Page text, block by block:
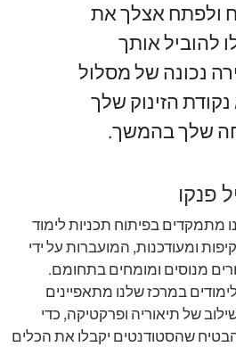
ולפתח אצלך את
להוביל אותך
נכונה של מסלול
הזינוק שלך
שלך בהמשך.
פנקו
מתמקדים בפיתוח תכניות לימוד
ומעודכנות, המועברות על ידי
מנוסים ומומחים בתחומם.
במרכז שלנו מתאפיינים
של תיאוריה ופרקטיקה, כדי
שהסטודנטים יקבלו את הכלים